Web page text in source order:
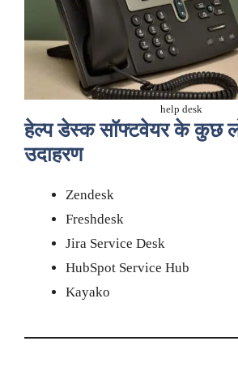
help desk
हेल्प डेस्क सॉफ्टवेयर के कुछ
उदाहरण
Zendesk
Freshdesk
Jira Service Desk
HubSpot Service Hub
Kayako